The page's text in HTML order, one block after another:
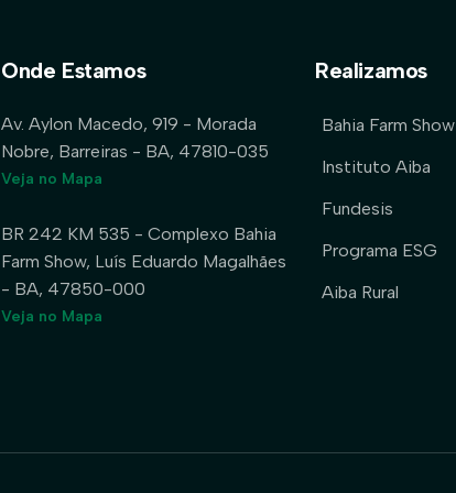
Onde Estamos
Av. Aylon Macedo, 919 - Morada
Nobre, Barreiras - BA, 47810-035
Veja no Mapa
BR 242 KM 535 - Complexo Bahia
Farm Show, Luís Eduardo Magalhães
- BA, 47850-000
Veja no Mapa
Realizamos
Bahia Farm Show
Instituto Aiba
Fundesis
Programa ESG
Aiba Rural